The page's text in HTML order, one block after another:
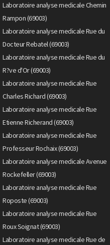
Laboratoire analyse medicale Chemin
Rampon (69003)
Laboratoire analyse medicale Rue du
Docteur Rebatel (69003)
Laboratoire analyse medicale Rue du
R?ve d'Or (69003)
Laboratoire analyse medicale Rue
Charles Richard (69003)
Laboratoire analyse medicale Rue
Etienne Richerand (69003)
Laboratoire analyse medicale Rue
Professeur Rochaix (69003)
Laboratoire analyse medicale Avenue
Rockefeller (69003)
Laboratoire analyse medicale Rue
Roposte (69003)
Laboratoire analyse medicale Rue
Roux Soignat (69003)
Laboratoire analyse medicale Rue de